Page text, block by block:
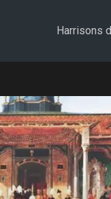
Harrisons